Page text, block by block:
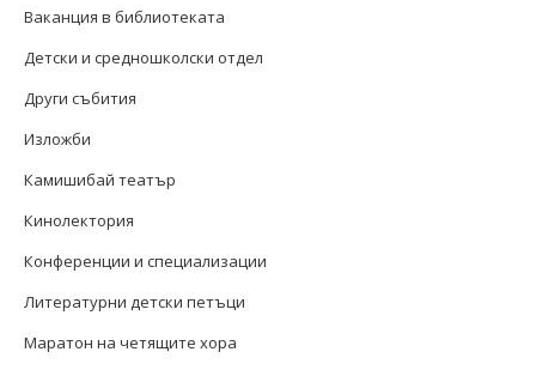
Ваканция в библиотеката
Детски и средношколски отдел
Други събития
Изложби
Камишибай театър
Кинолектория
Конференции и специализации
Литературни детски петъци
Маратон на четящите хора